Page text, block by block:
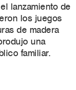
lanzamiento de
los juegos
de madera
una
familiar.